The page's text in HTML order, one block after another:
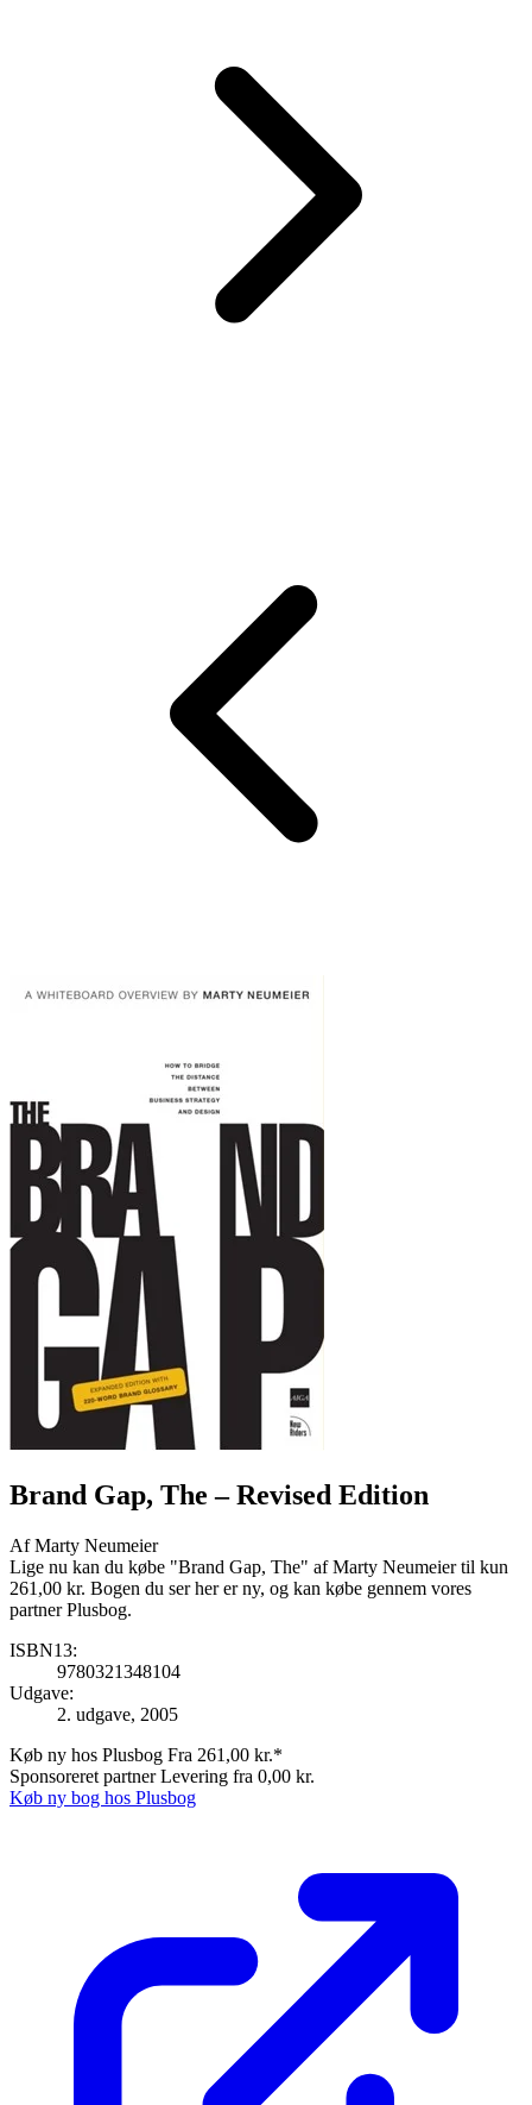
Brand Gap, The– Revised Edition
AfMarty Neumeier
Lige nu kan du købe "Brand Gap, The" af Marty Neumeier til kun
261,00 kr. Bogen du ser her er ny, og kan købe gennem vores
partner Plusbog.
ISBN13:
9780321348104
Udgave:
2. udgave, 2005
Køb ny hos Plusbog Fra 261,00 kr.*
Sponsoreret partnerLevering fra 0,00 kr.
Køb ny bog hos Plusbog